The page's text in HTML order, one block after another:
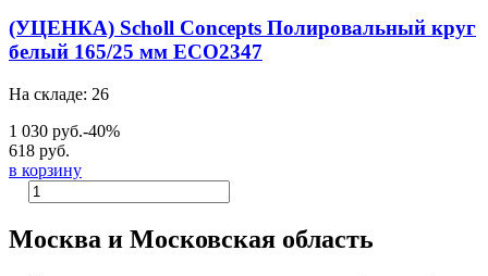
(УЦЕНКА) Scholl Concepts Полировальный круг
белый 165/25 мм ECO2347
На складе: 26
1 030 руб.-40%
618 руб.
в корзину
Москва и Московская область